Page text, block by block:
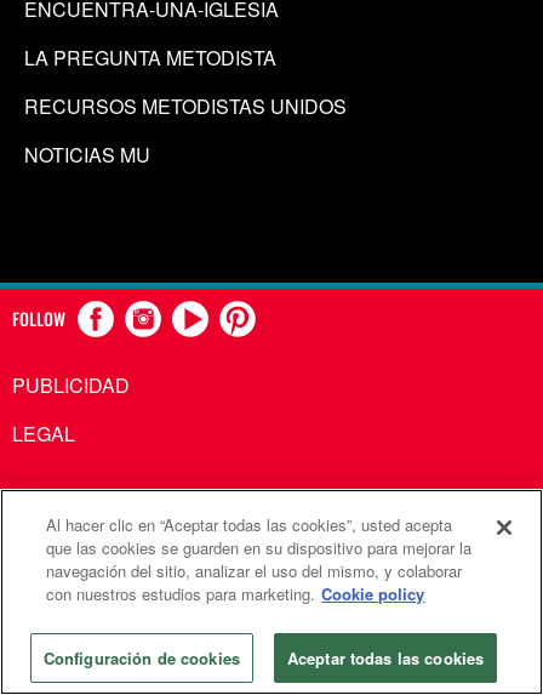
ENCUENTRA-UNA-IGLESIA
LA PREGUNTA METODISTA
RECURSOS METODISTAS UNIDOS
NOTICIAS MU
FOLLOW
PUBLICIDAD
LEGAL
Comunicaciones Metodistas Unidas es una agencia de la
Iglesia Metodista Unida
©2026Comunicaciones Metodistas Unidas. Reservados
todos los derechos
Al hacer clic en “Aceptar todas las cookies”, usted acepta
que las cookies se guarden en su dispositivo para mejorar la
navegación del sitio, analizar el uso del mismo, y colaborar
con nuestros estudios para marketing. Cookie policy
Configuración de cookies Aceptar todas las cookies